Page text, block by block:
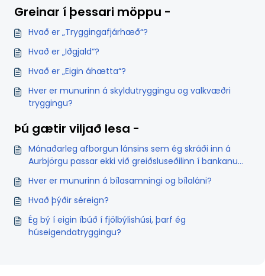
Greinar í þessari möppu -
Hvað er „Tryggingafjárhæð“?
Hvað er „Iðgjald“?
Hvað er „Eigin áhætta“?
Hver er munurinn á skyldutryggingu og valkvæðri
tryggingu?
Þú gætir viljað lesa -
Mánaðarleg afborgun lánsins sem ég skráði inn á
Aurbjörgu passar ekki við greiðsluseðilinn í bankanum
Hver er munurinn á bílasamningi og bílaláni?
Hvað þýðir séreign?
Ég bý í eigin íbúð í fjölbýlishúsi, þarf ég
húseigendatryggingu?